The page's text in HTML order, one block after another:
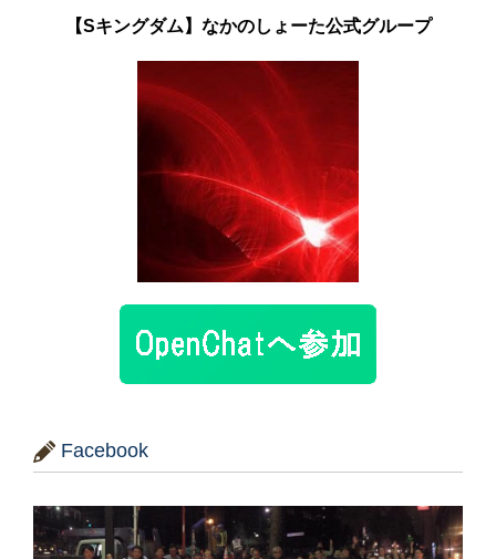
【Sキングダム】なかのしょーた公式グループ
Facebook